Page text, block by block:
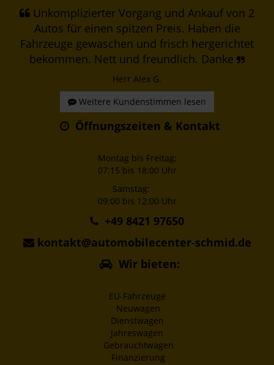
Unkomplizierter Vorgang und Ankauf von 2
Autos für einen spitzen Preis. Haben die
Fahrzeuge gewaschen und frisch hergerichtet
bekommen. Nett und freundlich. Danke
Herr Alex G.
Weitere Kundenstimmen lesen
Öffnungszeiten & Kontakt
Montag bis Freitag:
07:15 bis 18:00 Uhr
Samstag:
09:00 bis 12:00 Uhr
+49 8421 97650
kontakt@automobilecenter-schmid.de
Wir bieten:
EU-Fahrzeuge
Neuwagen
Dienstwagen
Jahreswagen
Gebrauchtwagen
Finanzierung